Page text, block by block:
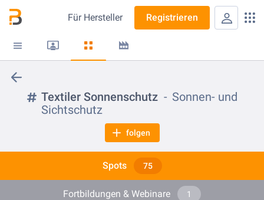
Für Hersteller Registrieren
Textiler Sonnenschutz
Sonnen- und
Sichtschutz
folgen
Spots 75
Fortbildungen & Webinare 1